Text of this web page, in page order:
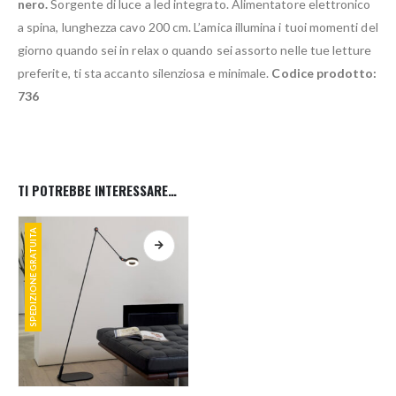
nero.Sorgente di luce a led integrato. Alimentatore elettronico
a spina, lunghezza cavo 200 cm. L’amica illumina i tuoi momenti del
giorno quando sei in relax o quando sei assorto nelle tue letture
preferite, ti sta accanto silenziosa e minimale. Codice prodotto:
736
TI POTREBBE INTERESSARE…
SPEDIZIONE GRATUITA
Questo prodotto ha più varianti. Le opzioni possono essere scelte nella pagina del prodotto